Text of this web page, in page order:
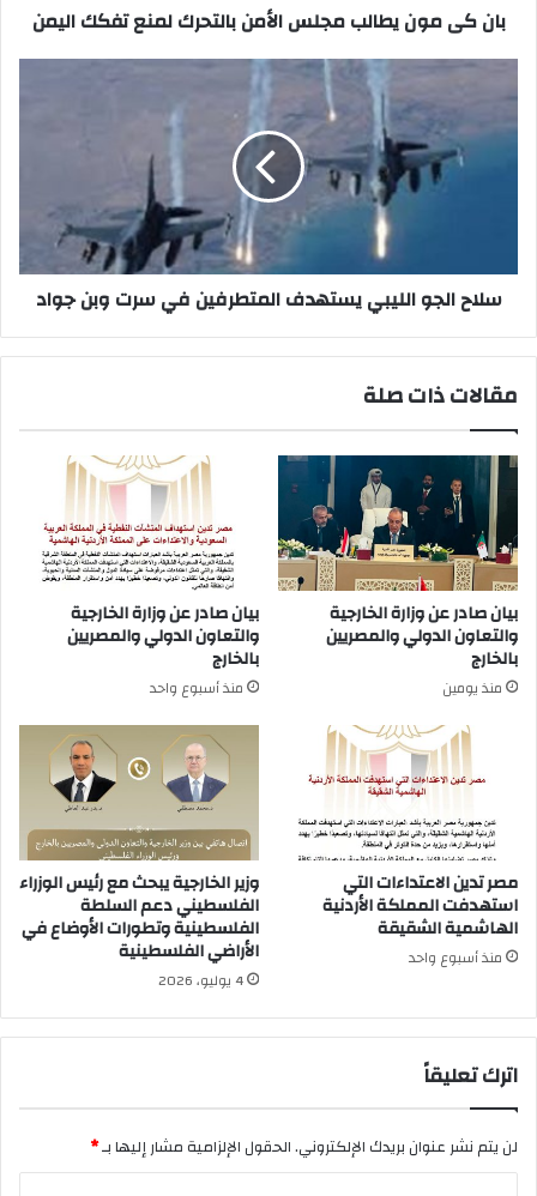
اليمن
بان كى مون يطالب مجلس الأمن بالتحرك لمنع تفكك اليمن
الجو
يستهدف
المتطرفين
جواد
سلاح الجو الليبي يستهدف المتطرفين في سرت وبن جواد
مقالات ذات صلة
بيان صادر عن وزارة الخارجية
والتعاون الدولي والمصريين
بالخارج
منذ يومين
بيان صادر عن وزارة الخارجية
والتعاون الدولي والمصريين
بالخارج
منذ أسبوع واحد
مصر تدين الاعتداءات التي
استهدفت المملكة الأردنية
الهاشمية الشقيقة
منذ أسبوع واحد
وزير الخارجية يبحث مع رئيس الوزراء
الفلسطيني دعم السلطة
الفلسطينية وتطورات الأوضاع في
الأراضي الفلسطينية
4 يوليو، 2026
اترك تعليقاً
لن يتم نشر عنوان بريدك الإلكتروني.الحقول الإلزامية مشار إليها بـ*